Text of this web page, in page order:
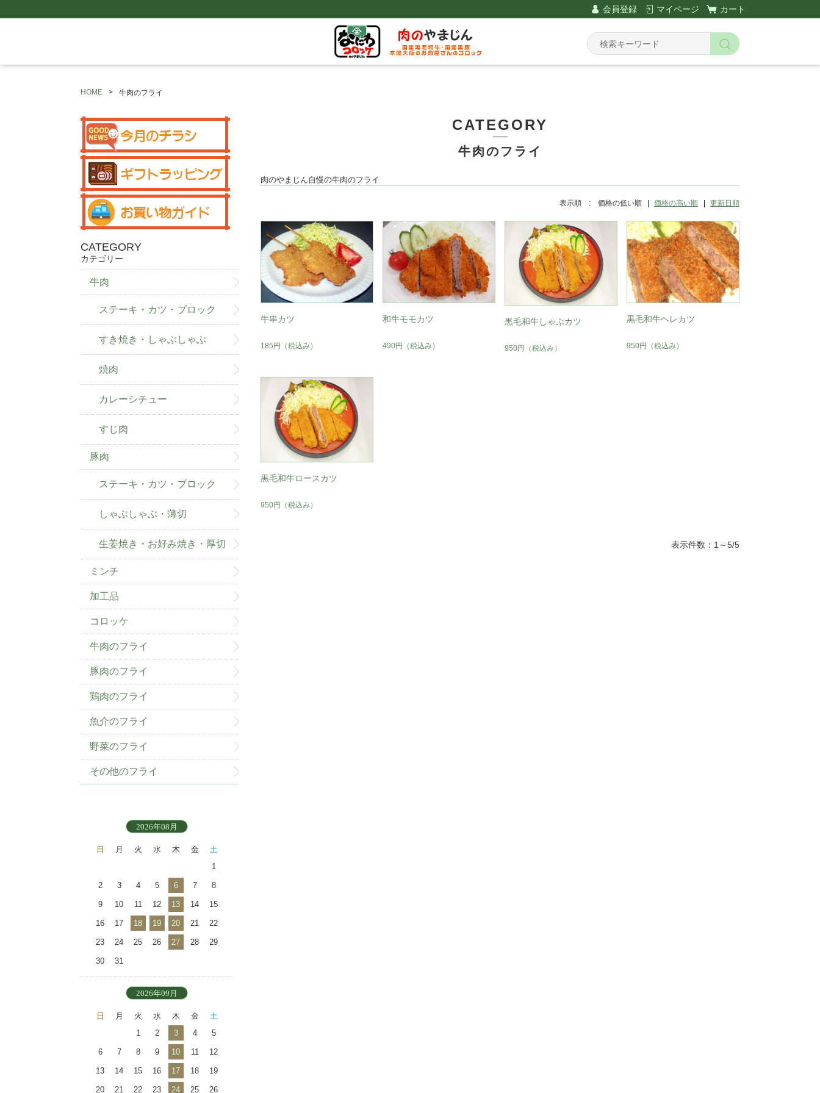
会員登録 マイページ カート
HOME 牛肉のフライ
CATEGORY
牛肉のフライ
肉のやまじん自慢の牛肉のフライ
表示順 : 価格の低い順 価格の高い順 更新日順
牛串カツ
185円 （税込み）
和牛モモカツ
490円 （税込み）
黒毛和牛しゃぶカツ
950円 （税込み）
黒毛和牛ヘレカツ
950円 （税込み）
黒毛和牛ロースカツ
950円 （税込み）
表示件数：1～5/5
CATEGORY
カテゴリー
牛肉
ステーキ・カツ・ブロック
すき焼き・しゃぶしゃぶ
焼肉
カレーシチュー
すじ肉
豚肉
ステーキ・カツ・ブロック
しゃぶしゃぶ・薄切
生姜焼き・お好み焼き・厚切
ミンチ
加工品
コロッケ
牛肉のフライ
豚肉のフライ
鶏肉のフライ
魚介のフライ
野菜のフライ
その他のフライ
2026年08月
日 月 火 水 木 金
土
1
2 3 4 5 6 7 8
9 10 11 12 13 14 15
16 17 18 19 20 21 22
23 24 25 26 27 28 29
30 31
2026年09月
日 月 火 水 木 金
土
1
2 3 4 5
6 7 8 9 10 11 12
13 14 15 16 17 18 19
20 21 22 23 24 25 26